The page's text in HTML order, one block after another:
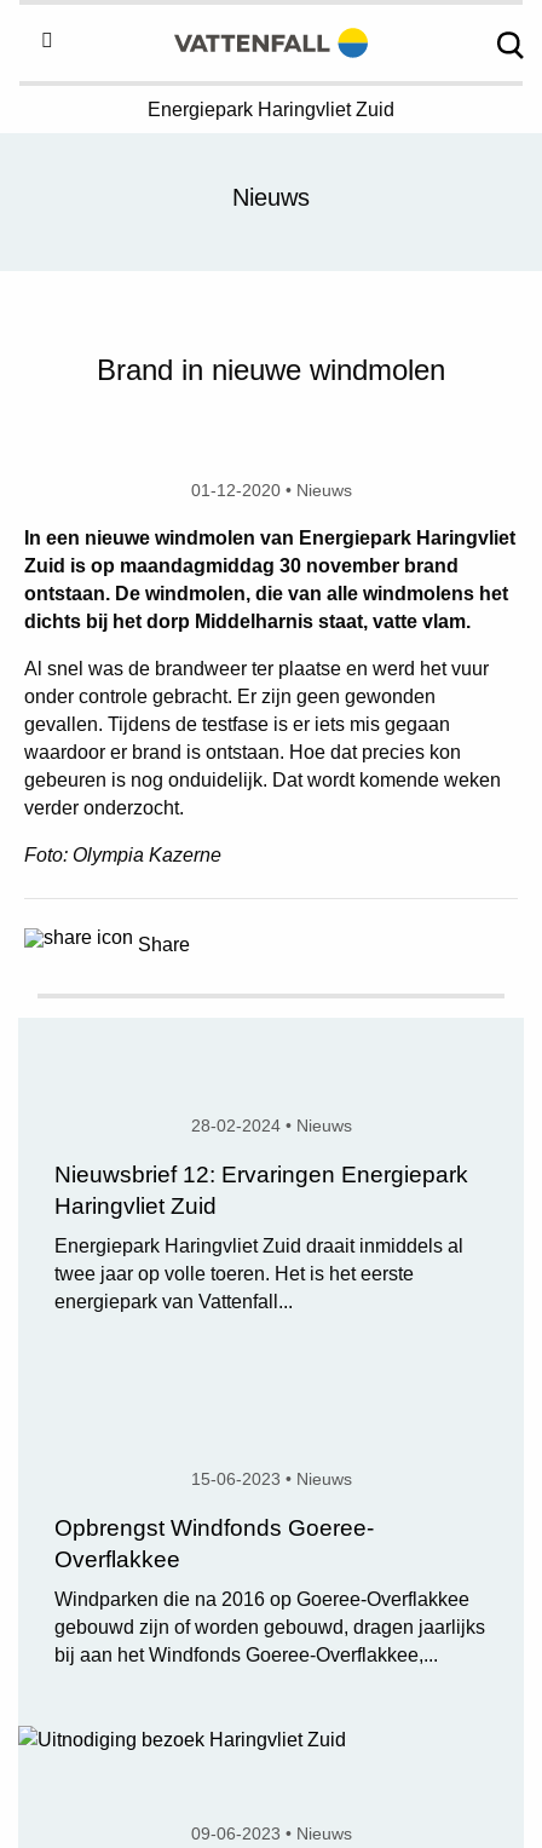
Energiepark Haringvliet Zuid
Nieuws
Brand in nieuwe windmolen
01-12-2020 • Nieuws
In een nieuwe windmolen van Energiepark Haringvliet
Zuid is op maandagmiddag 30 november brand
ontstaan. De windmolen, die van alle windmolens het
dichts bij het dorp Middelharnis staat, vatte vlam.
Al snel was de brandweer ter plaatse en werd het vuur
onder controle gebracht. Er zijn geen gewonden
gevallen. Tijdens de testfase is er iets mis gegaan
waardoor er brand is ontstaan. Hoe dat precies kon
gebeuren is nog onduidelijk. Dat wordt komende weken
verder onderzocht.
Foto: Olympia Kazerne
Share
28-02-2024 • Nieuws
Nieuwsbrief 12: Ervaringen Energiepark
Haringvliet Zuid
Energiepark Haringvliet Zuid draait inmiddels al
twee jaar op volle toeren. Het is het eerste
energiepark van Vattenfall...
15-06-2023 • Nieuws
Opbrengst Windfonds Goeree-
Overflakkee
Windparken die na 2016 op Goeree-Overflakkee
gebouwd zijn of worden gebouwd, dragen jaarlijks
bij aan het Windfonds Goeree-Overflakkee,...
09-06-2023 • Nieuws